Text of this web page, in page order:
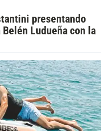
presentando
Ludueña con la